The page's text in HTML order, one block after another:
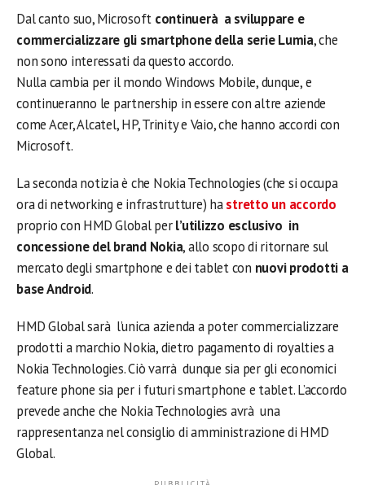
Dal canto suo, Microsoft continuerà a sviluppare e
commercializzare gli smartphone della serie Lumia, che
non sono interessati da questo accordo.
Nulla cambia per il mondo Windows Mobile, dunque, e
continueranno le partnership in essere con altre aziende
come Acer, Alcatel, HP, Trinity e Vaio, che hanno accordi con
Microsoft.
La seconda notizia è che Nokia Technologies (che si occupa
ora di networking e infrastrutture) hastretto un accordo
proprio con HMD Global perl’utilizzo esclusivo in
concessione del brand Nokia, allo scopo di ritornare sul
mercato degli smartphone e dei tablet con nuovi prodotti a
base Android.
HMD Global sarà l’unica azienda a poter commercializzare
prodotti a marchio Nokia, dietro pagamento di royalties a
Nokia Technologies. Ciò varrà dunque sia per gli economici
feature phone sia per i futuri smartphone e tablet. L’accordo
prevede anche che Nokia Technologies avrà una
rappresentanza nel consiglio di amministrazione di HMD
Global.